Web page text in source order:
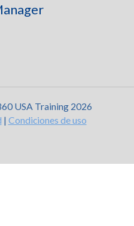
USA Training 2026
| Condiciones de uso